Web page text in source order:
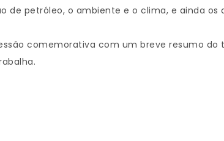
de petróleo, o ambiente e o clima, e ainda
comemorativa com um breve resumo do